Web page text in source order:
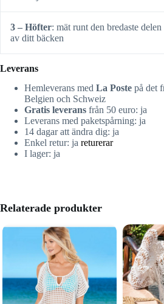
3 – Höfter: mät runt den bredaste delen
av ditt bäcken
Leverans
Hemleverans med La Poste på det
Belgien och Schweiz
Gratis leverans från 50 euro: ja
Leverans med paketspårning: ja
14 dagar att ändra dig: ja
Enkel retur: ja returerar
I lager: ja
Relaterade produkter